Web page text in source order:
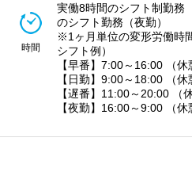
時間
実働8時間のシフト制勤務
のシフト勤務（夜勤）
※1ヶ月単位の変形労働時
シフト例）
【早番】7:00～16:00 （休
【日勤】9:00～18:00 （休
【遅番】11:00～20:00 （
【夜勤】16:00～9:00 （休